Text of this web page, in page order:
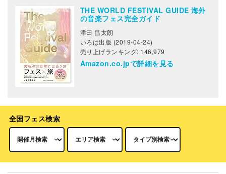
THE WORLD FESTIVAL GUIDE 海外
の音楽フェス完全ガイド
津田 昌太朗
いろは出版 (2019-04-24)
売り上げランキング: 146,979
Amazon.co.jpで詳細を見る
全国フェス検索